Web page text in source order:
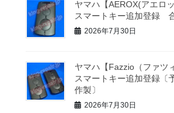
ヤマハ【AEROX(アエロッ
スマートキー追加登録
2026年7月30日
ヤマハ【Fazzio（ファツ
スマートキー追加登録〔
作製〕
2026年7月30日